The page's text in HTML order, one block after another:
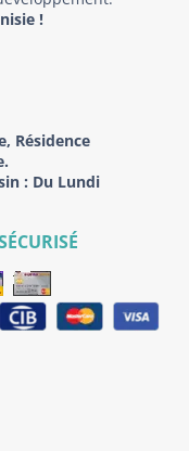
!
Résidence
: Du Lundi